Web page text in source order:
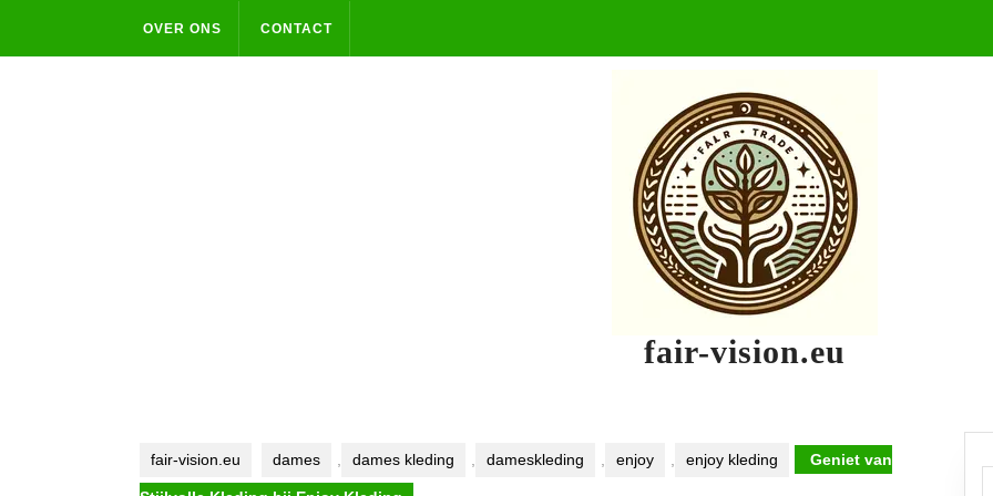
content
OVER ONS CONTACT
fair-vision.eu
fair-vision.eu dames dames kleding dameskleding enjoy enjoy kleding Geniet van